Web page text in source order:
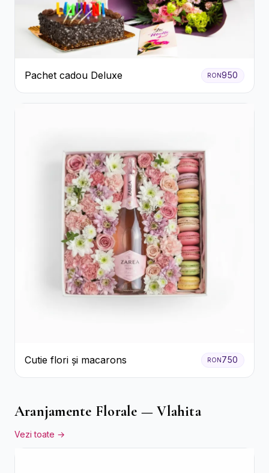
Pachet cadou Deluxe RON950
Cutie flori și macarons RON750
Aranjamente Florale — Vlahita
Vezi toate →